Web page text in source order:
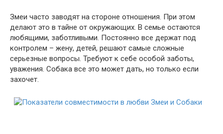
Змеи часто заводят на стороне отношения. При этом
делают это в тайне от окружающих. В семье остаются
любящими, заботливыми. Постоянно все держат под
контролем – жену, детей, решают самые сложные
серьезные вопросы. Требуют к себе особой заботы,
уважения. Собака все это может дать, но только если
захочет.